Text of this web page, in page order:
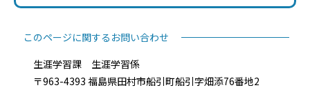
このページに関するお問い合わせ
生涯学習課 生涯学習係
〒963-4393 福島県田村市船引町船引字畑添76番地2